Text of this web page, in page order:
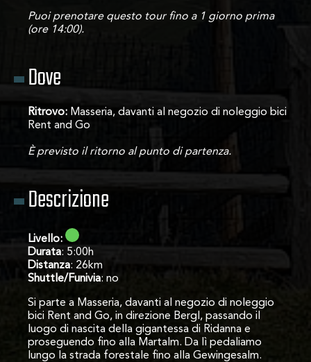
Puoi prenotare questo tour fino a 1 giorno prima
(ore 14:00).
Dove
Ritrovo: Masseria, davanti al negozio di noleggio bici
Rent and Go
È previsto il ritorno al punto di partenza.
Descrizione
Livello:
Durata: 5:00h
Distanza: 26km
Shuttle/Funivia: no
Si parte a Masseria, davanti al negozio di noleggio
bici Rent and Go, in direzione Bergl, passando il
luogo di nascita della gigantessa di Ridanna e
proseguendo fino alla Martalm. Da lì pedaliamo
lungo la strada forestale fino alla Gewingesalm.